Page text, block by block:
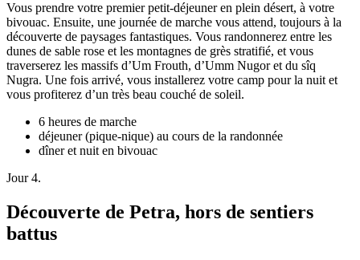
Vous prendre votre premier petit-déjeuner en plein désert, à votre
bivouac. Ensuite, une journée de marche vous attend, toujours à la
découverte de paysages fantastiques. Vous randonnerez entre les
dunes de sable rose et les montagnes de grès stratifié, et vous
traverserez les massifs d’Um Frouth, d’Umm Nugor et du sîq
Nugra. Une fois arrivé, vous installerez votre camp pour la nuit et
vous profiterez d’un très beau couché de soleil.
6 heures de marche
déjeuner (pique-nique) au cours de la randonnée
dîner et nuit en bivouac
Jour 4.
Découverte de Petra, hors de sentiers
battus